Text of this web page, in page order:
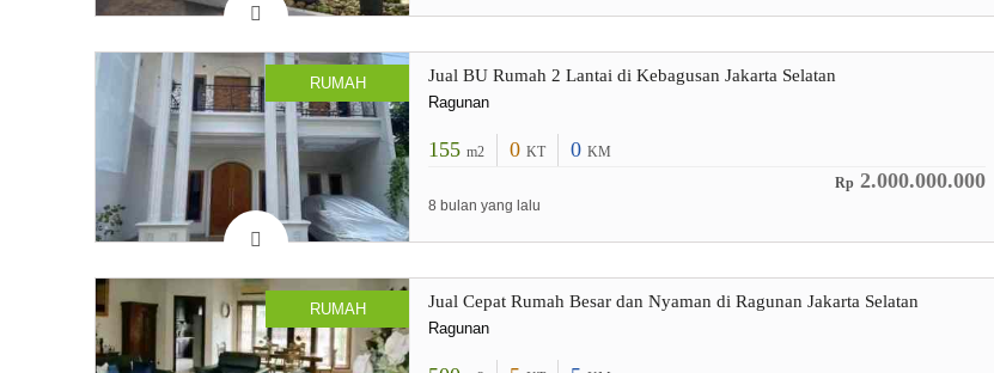
RUMAH Jual BU Rumah 2 Lantai di Kebagusan Jakarta Selatan
Ragunan
155 m2 0 KT 0 KM
Rp 2.000.000.000
8 bulan yang lalu
RUMAH Jual Cepat Rumah Besar dan Nyaman di Ragunan Jakarta Selatan
Ragunan